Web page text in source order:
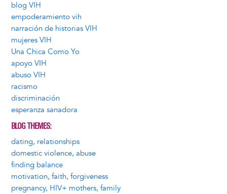
blog VIH
empoderamiento vih
narración de historias VIH
mujeres VIH
Una Chica Como Yo
apoyo VIH
abuso VIH
racismo
discriminación
esperanza sanadora
BLOG THEMES
dating, relationships
domestic violence, abuse
finding balance
motivation, faith, forgiveness
pregnancy, HIV+ mothers, family